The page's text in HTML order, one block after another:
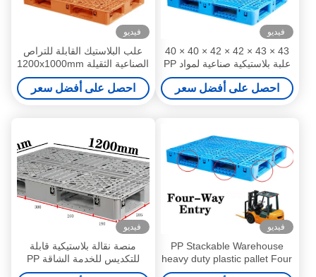
فيديو
43 × 43 × 42 × 42 × 40 × 40
علبة بلاستيكية صناعية لمواد PP
للمخزن
احصل على أفضل سعر
فيديو
علب البلاستيك القابلة للتراص
الصناعية الثقيلة 1200x1000mm
علب البلاستيك
احصل على أفضل سعر
فيديو
PP Stackable Warehouse
heavy duty plastic pallet Four
Way Forklift Entry
فيديو
منصة نقالة بلاستيكية قابلة
للتكديس للخدمة الشاقة PP
قابلة للتخصيص 1200 × 800 مم